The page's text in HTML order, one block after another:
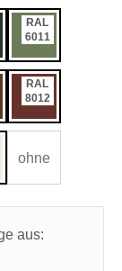
RAL
6011
RAL
8012
ohne
aus: